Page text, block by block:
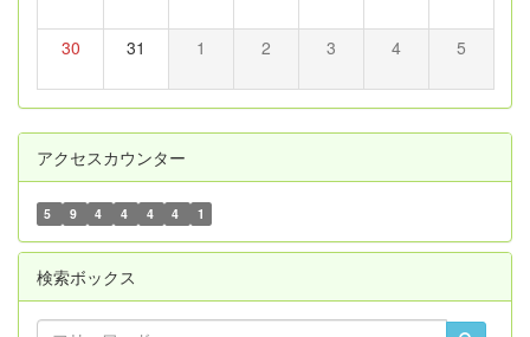
30 31 1 2 3 4 5
アクセスカウンター
5 9 4 4 4 4 1
検索ボックス